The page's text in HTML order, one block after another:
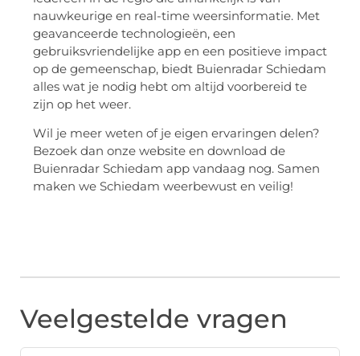
nauwkeurige en real-time weersinformatie. Met
geavanceerde technologieën, een
gebruiksvriendelijke app en een positieve impact
op de gemeenschap, biedt Buienradar Schiedam
alles wat je nodig hebt om altijd voorbereid te
zijn op het weer.
Wil je meer weten of je eigen ervaringen delen?
Bezoek dan onze website en download de
Buienradar Schiedam app vandaag nog. Samen
maken we Schiedam weerbewust en veilig!
Veelgestelde vragen